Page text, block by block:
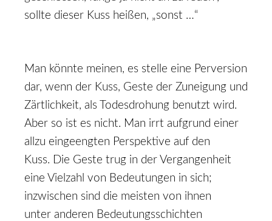
sollte dieser Kuss heißen, „sonst …“
Man könnte meinen, es stelle eine Perversion
dar, wenn der Kuss, Geste der Zuneigung und
Zärtlichkeit, als Todesdrohung benutzt wird.
Aber so ist es nicht. Man irrt aufgrund einer
allzu eingeengten Perspektive auf den
Kuss. Die Geste trug in der Vergangenheit
eine Vielzahl von Bedeutungen in sich;
inzwischen sind die meisten von ihnen
unter anderen Bedeutungsschichten